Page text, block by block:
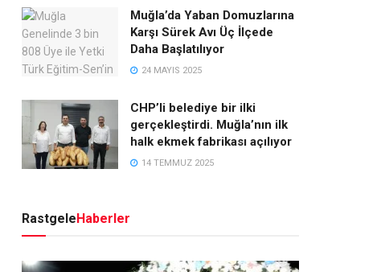
Muğla’da Yaban Domuzlarına
Karşı Sürek Avı Üç İlçede
Daha Başlatılıyor
24 MAYIS 2025
CHP’li belediye bir ilki
gerçekleştirdi. Muğla’nın ilk
halk ekmek fabrikası açılıyor
14 TEMMUZ 2025
RastgeleHaberler